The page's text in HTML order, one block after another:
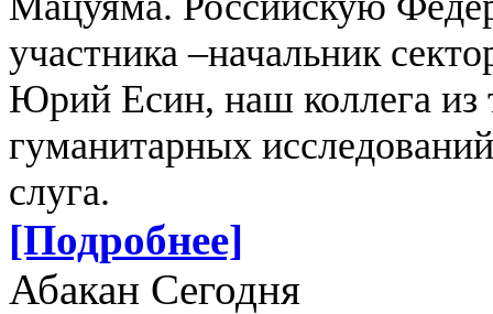
участника –начальник
Юрий Есин, наш коллега из
гуманитарных
слуга.
[Подробнее]
Абакан Сегодня